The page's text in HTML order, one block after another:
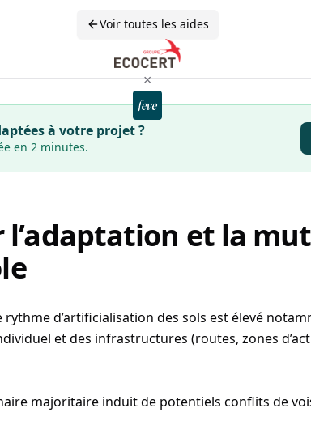
Voir toutes les aides
×
à votre projet ?
en 2 minutes.
l’adaptation et la
d’artificialisation des sols est élevé
et des infrastructures (routes, zones
majoritaire induit de potentiels conflits de